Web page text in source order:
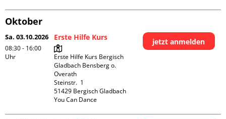
Oktober
Sa. 03.10.2026
08:30 - 16:00
Uhr
Erste Hilfe Kurs
Erste Hilfe Kurs Bergisch
Gladbach Bensberg o.
Overath
Steinstr.  1
51429 Bergisch Gladbach
You Can Dance
jetzt anmelden